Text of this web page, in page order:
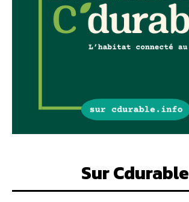
Sur Cdurable